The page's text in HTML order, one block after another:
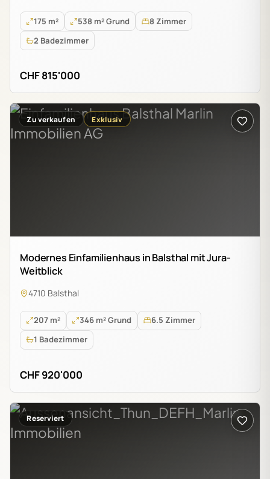
175 m² 538 m² Grund
8 Zimmer
2 Badezimmer
CHF 815'000
Zu verkaufen Exklusiv
Modernes Einfamilienhaus in Balsthal mit Jura-
Weitblick
4710 Balsthal
207 m² 346 m² Grund
6.5 Zimmer
1 Badezimmer
CHF 920'000
Reserviert